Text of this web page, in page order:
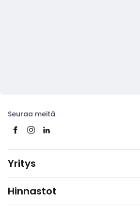
Seuraa meitä
Yritys
Hinnastot